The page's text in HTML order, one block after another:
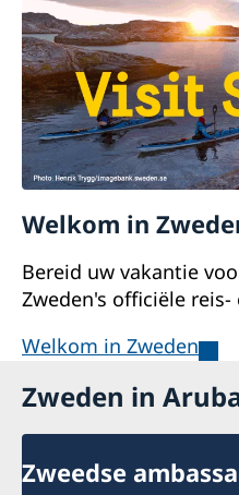
Welkom in
Bereid uw vakantie
Zweden's officiële
Welkom in Zweden
Zweden in
Zweedse